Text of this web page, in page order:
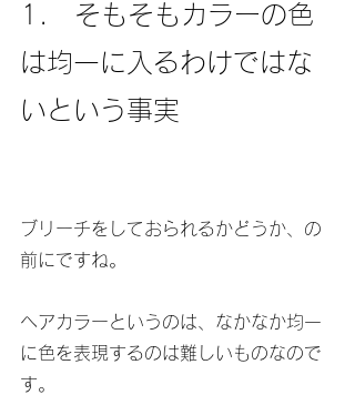
1.　そもそもカラーの色
は均一に入るわけではな
いという事実
ブリーチをしておられるかどうか、の
前にですね。
ヘアカラーというのは、なかなか均一
に色を表現するのは難しいものなので
す。